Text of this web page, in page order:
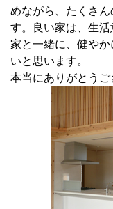
めながら、たくさ
す。良い家は、生
家と一緒に、健や
いと思います。
本当にありがとうご